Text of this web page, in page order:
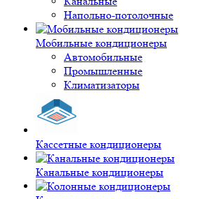
Напольно-потолочные
Мобильные кондиционеры
Автомобильные
Промышленные
Климатизаторы
Кассетные кондиционеры
Канальные кондиционеры